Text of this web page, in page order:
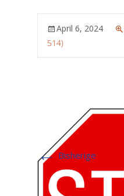
April 6, 2024
514)
← Bisherige